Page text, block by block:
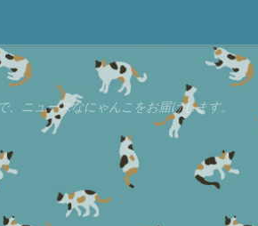
、ニュースなにゃんこをお届けします。